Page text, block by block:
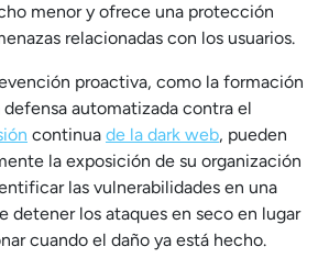
menor y ofrece una protección
relacionadas con los usuarios.
proactiva, como la formación
automatizada contra el
continua de la dark web, pueden
la exposición de su organización
las vulnerabilidades en una
detener los ataques en seco en lugar
cuando el daño ya está hecho.